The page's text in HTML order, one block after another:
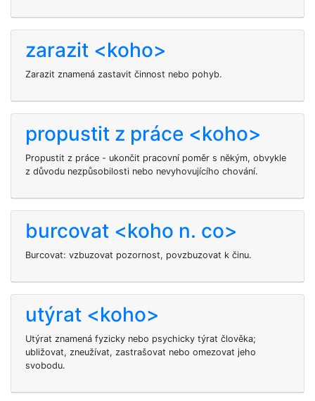
zarazit <koho>
Zarazit znamená zastavit činnost nebo pohyb.
propustit z práce <koho>
Propustit z práce - ukončit pracovní poměr s někým, obvykle
z důvodu nezpůsobilosti nebo nevyhovujícího chování.
burcovat <koho n. co>
Burcovat: vzbuzovat pozornost, povzbuzovat k činu.
utýrat <koho>
Utýrat znamená fyzicky nebo psychicky týrat člověka;
ubližovat, zneužívat, zastrašovat nebo omezovat jeho
svobodu.